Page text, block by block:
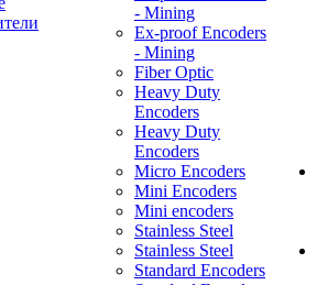
- Mining
Ex-proof Encoders
- Mining
Fiber Optic
Heavy Duty
Encoders
Heavy Duty
Encoders
Micro Encoders
Mini Encoders
Mini encoders
Stainless Steel
Stainless Steel
Standard Encoders